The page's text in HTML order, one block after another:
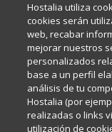
Hostalia utiliza
cookies serán
web, recabar
mejorar nuestros
personalizados
base a un perfil
análisis de tu
Hostalia (por
realizadas o links
utilización de